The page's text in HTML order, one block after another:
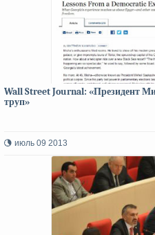
Wall Street Journal: «Президент
труп»
июль 09 2013